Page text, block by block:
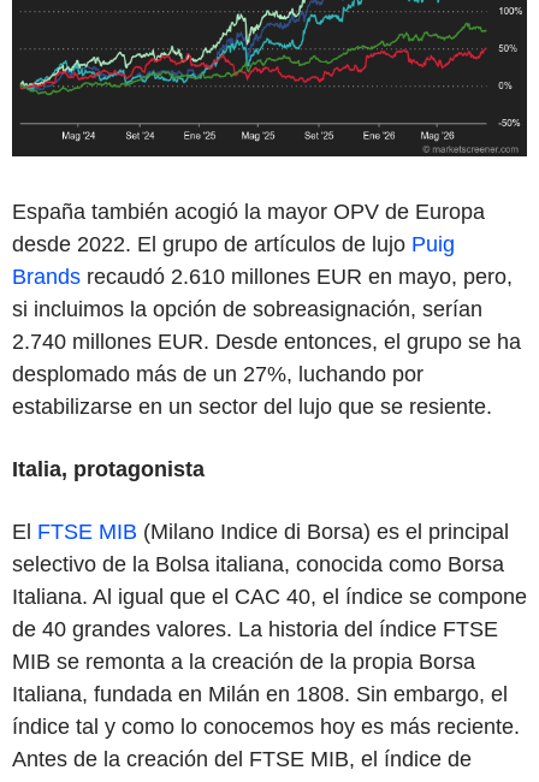
España también acogió la mayor OPV de Europa
desde 2022. El grupo de artículos de lujo Puig
Brands recaudó 2.610 millones EUR en mayo, pero,
si incluimos la opción de sobreasignación, serían
2.740 millones EUR. Desde entonces, el grupo se ha
desplomado más de un 27%, luchando por
estabilizarse en un sector del lujo que se resiente.
Italia, protagonista
El FTSE MIB (Milano Indice di Borsa) es el principal
selectivo de la Bolsa italiana, conocida como Borsa
Italiana. Al igual que el CAC 40, el índice se compone
de 40 grandes valores. La historia del índice FTSE
MIB se remonta a la creación de la propia Borsa
Italiana, fundada en Milán en 1808. Sin embargo, el
índice tal y como lo conocemos hoy es más reciente.
Antes de la creación del FTSE MIB, el índice de